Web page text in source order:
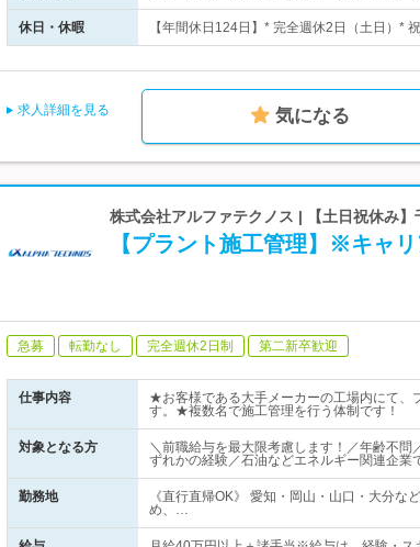
休日・休暇 【年間休日124日】* 完全週休2日（土日）*
求人詳細を見る 気になる
株式会社アルファテクノス | 【土日祝休み
【プラント施工管理】※キャ
急募 転勤なし 完全週休2日制 第二新卒歓迎
仕事内容
★お客様である大手メーカーの工場内にて、
す。★複数名で施工管理を行う体制です！
対象となる方
＼前職給与を最大限考慮します！／年齢不
ずれかの経験／石油などエネルギー関連企業
勤務地
《直行直帰OK》 愛知・岡山・山口・大分
め、…